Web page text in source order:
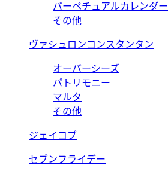
パーペチュアルカレンダー
その他
ヴァシュロンコンスタンタン
オーバーシーズ
パトリモニー
マルタ
その他
ジェイコブ
セブンフライデー